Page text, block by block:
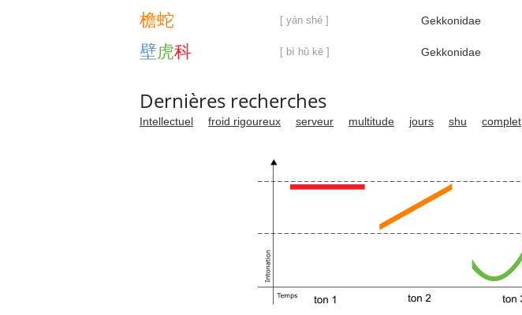
檐蛇 [ yán shé ] Gekkonidae
壁虎科 [ bì hǔ kē ] Gekkonidae
Dernières recherches
Intellectuel froid rigoureux serveur multitude jours shu complet